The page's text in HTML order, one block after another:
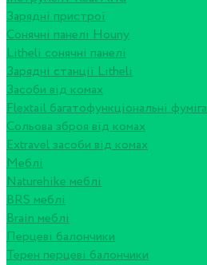
Зарядні пристрої
Сонячні панелі Houny
Litheli сонячні панелі
Зарядні станції Litheli
Засоби від комах
Flextail багатофункціональні
Сольова зброя від комах
Extravel засоби від комах
Меблі
Naturehike меблі
BRS меблі
Brain меблі
Перцеві балончики
Терен перцеві балончики